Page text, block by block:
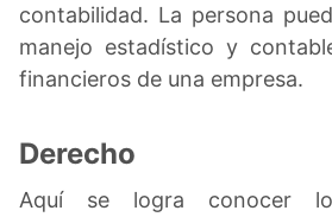
contabilidad. La persona
manejo estadístico y
financieros de una empresa.
Derecho
Aquí se logra conocer